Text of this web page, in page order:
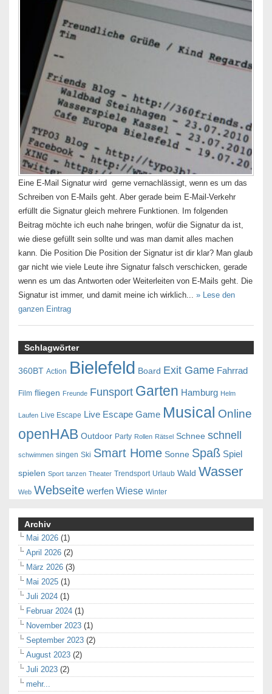
Eine E-Mail Signatur wird gerne vernachlässigt, wenn es um das
Schreiben von E-Mails geht. Aber gerade beim E-Mail-Verkehr
erfüllt die Signatur gleich mehrere Funktionen. Im folgenden
Beitrag möchte ich euch nahe bringen, wofür die Signatur da ist,
wie diese gefüllt sein sollte und was man damit alles machen
kann. Die Position Die Position der Signatur ist dir klar? Man glaub
gar nicht wie viele Leute ihre Signatur falsch verschicken, gerade
wenn es um das Antworten oder Weiterleiten von E-Mails geht. Die
Signatur ist immer, und damit meine ich wirklich... » Lese den
ganzen Eintrag
Schlagwörter
360BT Action Bielefeld Board Exit Game Fahrrad
Film fliegen Freunde Funsport Garten Hamburg Helm
Laufen Live Escape Live Escape Game Musical Online
openHAB Outdoor Party Rollen Rätsel Schnee schnell
schwimmen singen Ski Smart Home Sonne Spaß Spiel
spielen Sport tanzen Theater Trendsport Urlaub Wald Wasser
Web Webseite werfen Wiese Winter
Archiv
Mai 2026 (1)
April 2026 (2)
März 2026 (3)
Mai 2025 (1)
Juli 2024 (1)
Februar 2024 (1)
November 2023 (1)
September 2023 (2)
August 2023 (2)
Juli 2023 (2)
mehr...